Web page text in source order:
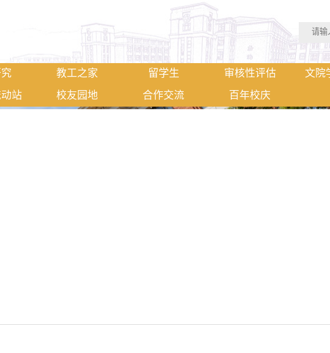
教工之家 留学生 审核性评估
文院
站 校友园地 合作交流 百年校庆